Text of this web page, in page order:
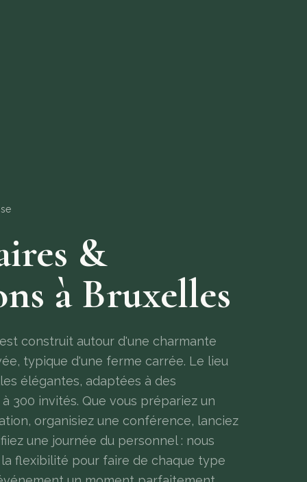
&
à Bruxelles
construit autour d'une charmante
typique d'une ferme carrée. Le lieu
élégantes, adaptées à des
300 invités. Que vous prépariez un
organisiez une conférence, lanciez
une journée du personnel : nous
flexibilité pour faire de chaque type